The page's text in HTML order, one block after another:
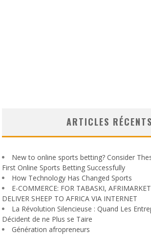
ARTICLES RÉCENTS
New to online sports betting? Consider
First Online Sports Betting Successfully
How Technology Has Changed Sports
E-COMMERCE: FOR TABASKI,
DELIVER SHEEP TO AFRICA VIA INTERNET
La Révolution Silencieuse : Quand Les
Décident de ne Plus se Taire
Génération afropreneurs